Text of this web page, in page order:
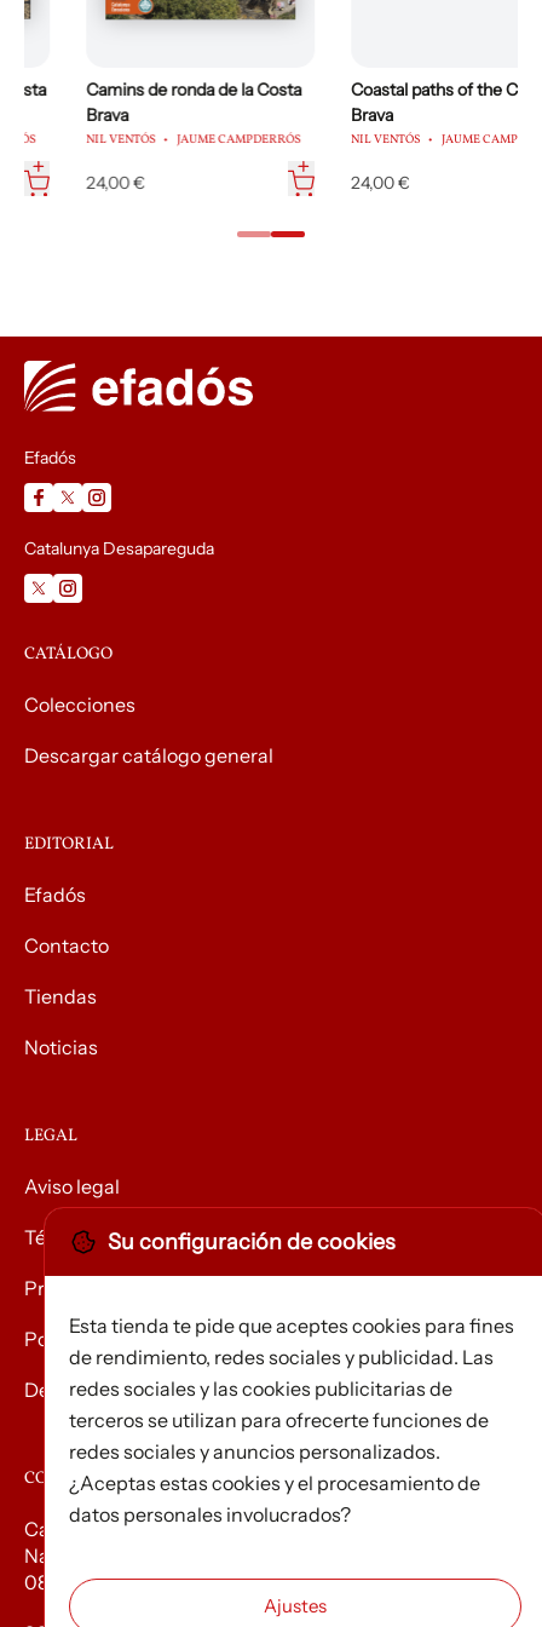
Camins de ronda de la Costa
NIL VENTÓS JAUME CAMPDERRÓS
24,00 €
Coastal paths of the Costa
NIL VENTÓS JAUME CAMPDERRÓS
24,00 €
Efadós
Catalunya Desapareguda
CATÁLOGO
Colecciones
Descargar catálogo general
EDITORIAL
Efadós
Contacto
Tiendas
Noticias
LEGAL
Aviso legal
Términos y condiciones
Privacidad
Política de Cookies
Devolución de mercancías
CONTACTO
Carrer d’Edison, 3
Nau A. Polígon industrial Les Torrenteres
08754 El Papiol
Su configuración de cookies
Esta tienda te pide que aceptes cookies para fines
de rendimiento, redes sociales y publicidad. Las
redes sociales y las cookies publicitarias de
terceros se utilizan para ofrecerte funciones de
redes sociales y anuncios personalizados.
¿Aceptas estas cookies y el procesamiento de
datos personales involucrados?